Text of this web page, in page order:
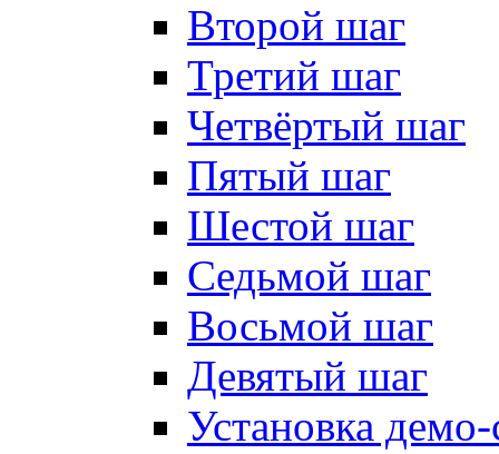
Второй шаг
Третий шаг
Четвёртый шаг
Пятый шаг
Шестой шаг
Седьмой шаг
Восьмой шаг
Девятый шаг
Установка